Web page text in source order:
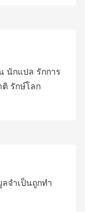
นักแปล รักการ
ติ รักษ์โลก
จำเป็นถูกทำ